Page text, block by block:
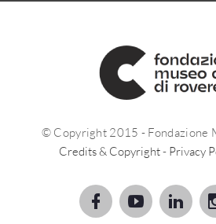
© Copyright 2015 - Fondazione
Credits & Copyright- Privacy